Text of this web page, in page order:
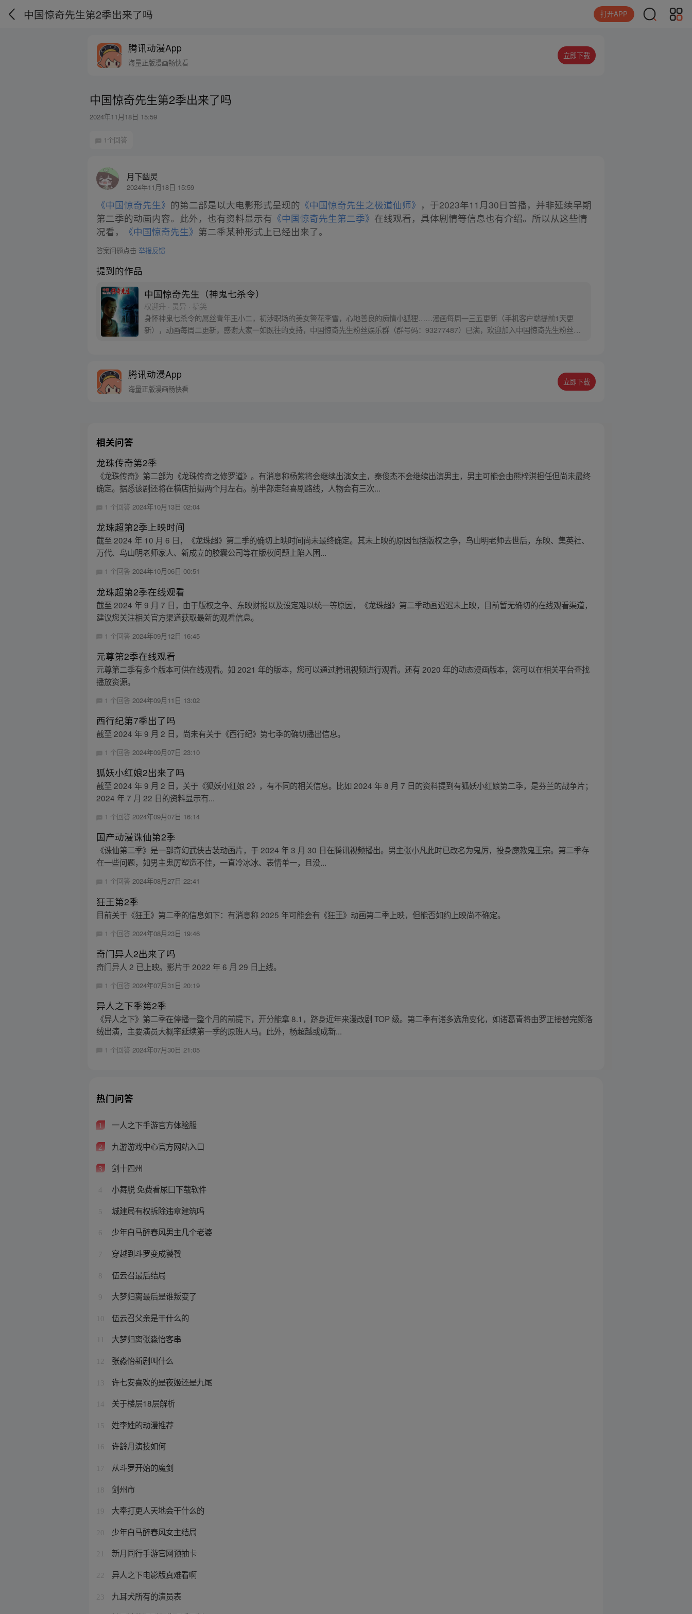
中国惊奇先生第2季出来了吗 打开APP
腾讯动漫App
海量正版漫画畅快看
立即下载
中国惊奇先生第2季出来了吗
2024年11月18日 15:59
1个回答
月下幽灵
2024年11月18日 15:59
《中国惊奇先生》 的第二部是以大电影形式呈现的 《中国惊奇先生之极道仙师》 ，于2023年11月30日首播，并非延续早期
第二季的动画内容。此外，也有资料显示有 《中国惊奇先生第二季》 在线观看，具体剧情等信息也有介绍。所以从这些情
况看，
《中国惊奇先生》 第二季某种形式上已经出来了。
答案问题点击举报反馈
提到的作品
中国惊奇先生（神鬼七杀令）
权迎升 · 灵异 · 搞笑
身怀神鬼七杀令的屌丝青年王小二，初涉职场的美女警花李雪，心地善良的痴情小狐狸……漫画每周一三五更新（手机客户端提前1天更
新），动画每周二更新，感谢大家一如既往的支持，中国惊奇先生粉丝娱乐群（群号码：93277487）已满，欢迎加入中国惊奇先生粉丝娱
腾讯动漫App
海量正版漫画畅快看
立即下载
相关问答
龙珠传奇第2季
《龙珠传奇》第二部为《龙珠传奇之修罗道》。有消息称杨紫将会继续出演女主，秦俊杰不会继续出演男主，男主可能会由熊梓淇担任但尚未最终
确定。据悉该剧还将在横店拍摄两个月左右。前半部走轻喜剧路线，人物会有三次...
1 个回答2024年10月13日 02:04
龙珠超第2季上映时间
截至 2024 年 10 月 6 日，《龙珠超》第二季的确切上映时间尚未最终确定。其未上映的原因包括版权之争，鸟山明老师去世后，东映、集英社、
万代、鸟山明老师家人、新成立的胶囊公司等在版权问题上陷入困...
1 个回答2024年10月06日 00:51
龙珠超第2季在线观看
截至 2024 年 9 月 7 日，由于版权之争、东映财报以及设定难以统一等原因，《龙珠超》第二季动画迟迟未上映，目前暂无确切的在线观看渠道，
建议您关注相关官方渠道获取最新的观看信息。
1 个回答 2024年09月12日 16:45
元尊第2季在线观看
元尊第二季有多个版本可供在线观看。如 2021 年的版本，您可以通过腾讯视频进行观看。还有 2020 年的动态漫画版本，您可以在相关平台查找
播放资源。
1 个回答 2024年09月11日 13:02
西行纪第7季出了吗
截至 2024 年 9 月 2 日，尚未有关于《西行纪》第七季的确切播出信息。
1 个回答2024年09月07日 23:10
狐妖小红娘2出来了吗
截至 2024 年 9 月 2 日，关于《狐妖小红娘 2》，有不同的相关信息。比如 2024 年 8 月 7 日的资料提到有狐妖小红娘第二季，是芬兰的战争片；
2024 年 7 月 22 日的资料显示有...
1 个回答2024年09月07日 16:14
国产动漫诛仙第2季
《诛仙第二季》是一部奇幻武侠古装动画片，于 2024 年 3 月 30 日在腾讯视频播出。男主张小凡此时已改名为鬼厉，投身魔教鬼王宗。第二季存
在一些问题，如男主鬼厉塑造不佳，一直冷冰冰、表情单一，且没...
1 个回答2024年08月27日 22:41
狂王第2季
目前关于《狂王》第二季的信息如下：有消息称 2025 年可能会有《狂王》动画第二季上映，但能否如约上映尚不确定。
1 个回答 2024年08月23日 19:46
奇门异人2出来了吗
奇门异人 2 已上映。影片于 2022 年 6 月 29 日上线。
1 个回答 2024年07月31日 20:19
异人之下季第2季
《异人之下》第二季在停播一整个月的前提下，开分能拿 8.1，跻身近年来漫改剧 TOP 级。第二季有诸多选角变化，如诸葛青将由罗正接替完颜洛
绒出演，主要演员大概率延续第一季的原班人马。此外，杨超越或成新...
1 个回答2024年07月30日 21:05
热门问答
1 一人之下手游官方体验服
2 九游游戏中心官方网站入口
3 剑十四州
4 小舞脱 免费看尿囗下载软件
5 城建局有权拆除违章建筑吗
6 少年白马醉春风男主几个老婆
7 穿越到斗罗变成饕餮
8 伍云召最后结局
9 大梦归离最后是谁叛变了
10 伍云召父亲是干什么的
大梦归离张淼怡客串
12 张淼怡新剧叫什么
13 许七安喜欢的是夜姬还是九尾
14 关于楼层18层解析
15 姓李姓的动漫推荐
16 许龄月演技如何
17 从斗罗开始的魔剑
18 剑州市
19 大奉打更人天地会干什么的
20 少年白马醉春风女主结局
21 新月同行手游官网预抽卡
22 异人之下电影版真难看啊
23 九耳犬所有的演员表